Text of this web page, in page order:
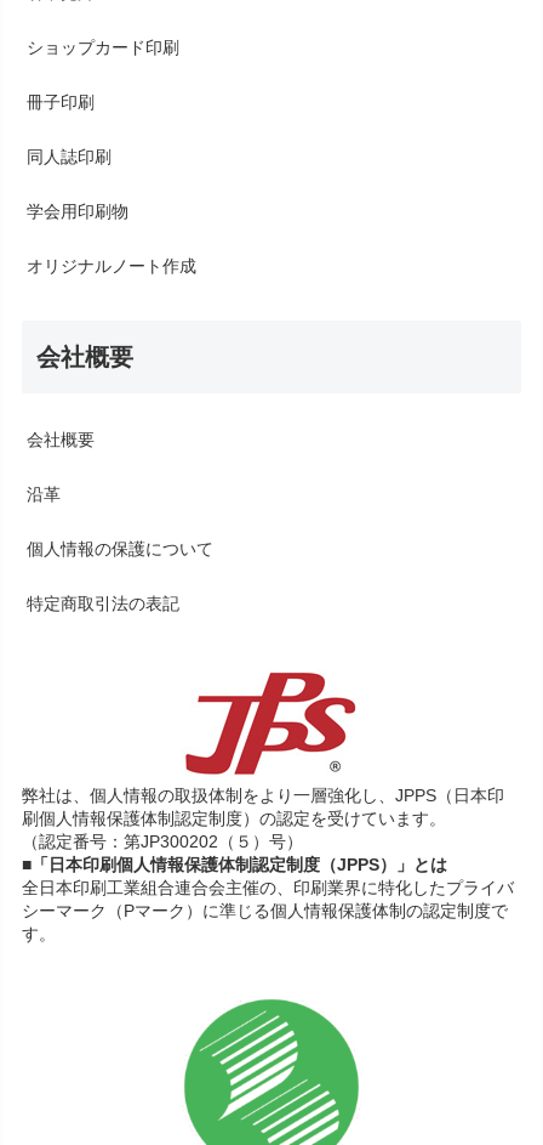
ショップカード印刷
冊子印刷
同人誌印刷
学会用印刷物
オリジナルノート作成
会社概要
会社概要
沿革
個人情報の保護について
特定商取引法の表記
弊社は、個人情報の取扱体制をより一層強化し、JPPS（日本印
刷個人情報保護体制認定制度）の認定を受けています。
（認定番号：第JP300202（５）号）
■「日本印刷個人情報保護体制認定制度（JPPS）」とは
全日本印刷工業組合連合会主催の、印刷業界に特化したプライバ
シーマーク（Pマーク）に準じる個人情報保護体制の認定制度で
す。